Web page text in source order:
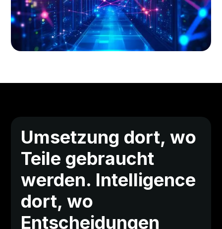
Umsetzung dort, wo
Teile gebraucht
werden. Intelligence
dort, wo
Entscheidungen